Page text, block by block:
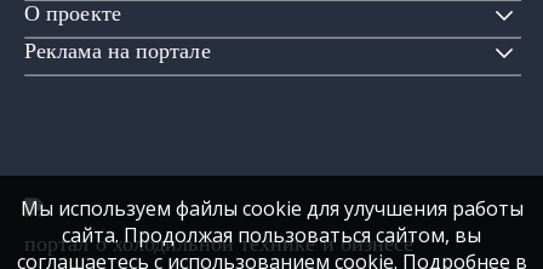
О проекте
Реклама на портале
портал о холодильной технике и бизнесе
Мы используем файлы cookie для улучшения работы
сайта. Продолжая пользоваться сайтом, вы
соглашаетесь с использованием cookie. Подробнее в